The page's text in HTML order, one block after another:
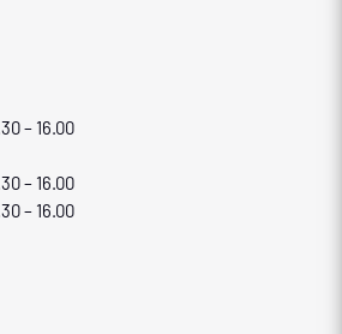
– 16.00
– 16.00
– 16.00